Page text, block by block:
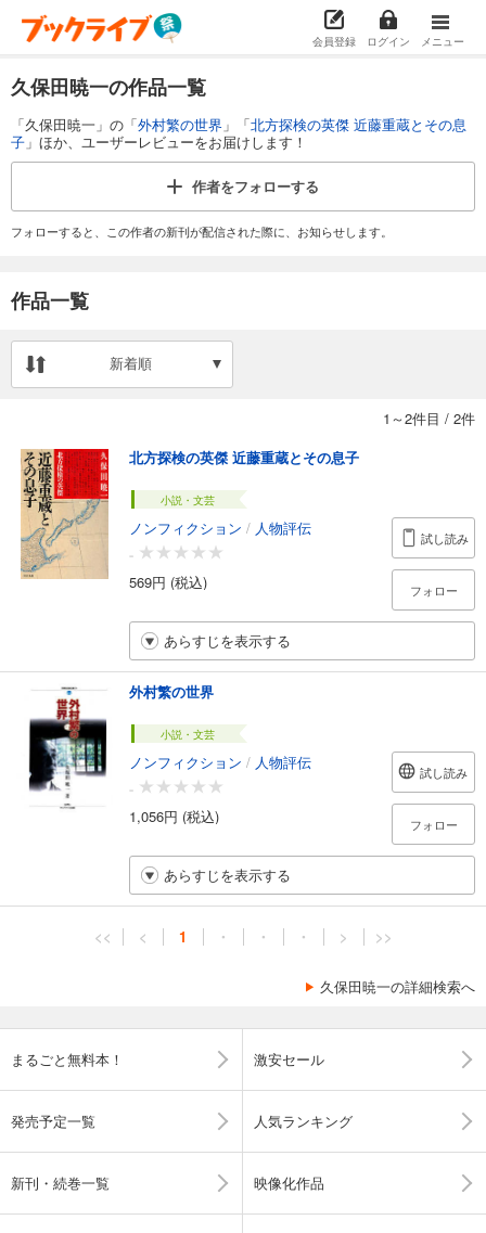
会員登録 ログイン メニュー
久保田暁一の作品一覧
「久保田暁一」の「外村繁の世界 」「北方探検の英傑 近藤重蔵とその息
子 」ほか、ユーザーレビューをお届けします！
作者をフォローする
フォローすると、この作者の新刊が配信された際に、お知らせします。
作品一覧
新着順
1～2件目 / 2件
北方探検の英傑 近藤重蔵とその息子
小説・文芸
ノンフィクション / 人物評伝
-
569円 (税込)
試し読み
フォロー
あらすじを表示する
外村繁の世界
小説・文芸
ノンフィクション / 人物評伝
-
1,056円 (税込)
試し読み
フォロー
あらすじを表示する
<< < 1 ・ ・ ・ > >>
久保田暁一の詳細検索へ
まるごと無料本！ 激安セール
発売予定一覧 人気ランキング
新刊・続巻一覧 映像化作品